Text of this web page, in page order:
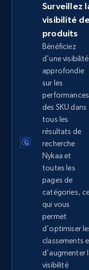
eBay - Collect
URL, Product id,
Seller reviews,
2.5K+
Google Shopping
URL, Product id,
Rating, Reviews
more.
2.4K+
Google
Surveillez
visibilité
produits
Bénéficiez
d'une visibilité
approfondie
sur les
performances
des SKU dans
tous les
résultats de
recherche
Nykaa et
toutes les
pages de
catégories,
qui vous
permet
d'optimiser
classements
d'augmenter
visibilité